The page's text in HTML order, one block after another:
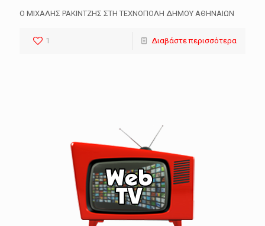
Ο ΜΙΧΑΛΗΣ ΡΑΚΙΝΤΖΗΣ ΣΤΗ ΤΕΧΝΟΠΟΛΗ ΔΗΜΟΥ ΑΘΗΝΑΙΩΝ
1 Διαβάστε περισσότερα